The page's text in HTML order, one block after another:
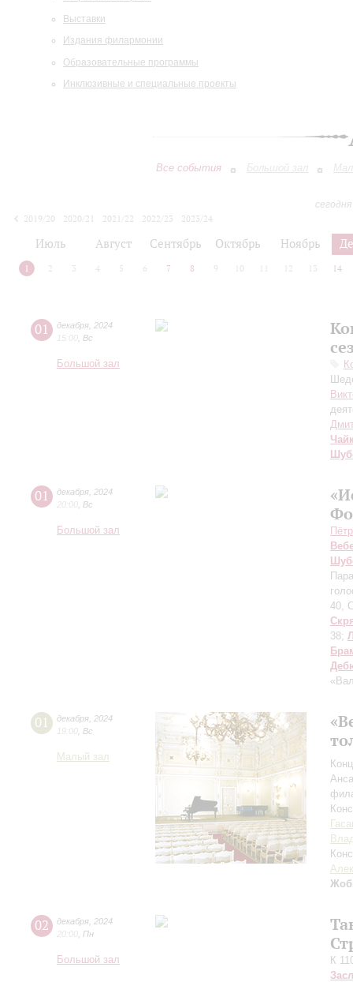
Выставки
Издания филармонии
Образовательные программы
Инклюзивные и специальные проекты
Все события Большой зал
2019/20
2020/21 2021/22 2022/23
2023/24
Июль Август Сентябрь Октябрь Ноябрь
1 2 3 4 5 6 7 8 9 10 12 13 14
01 декабря 2024
15:00 Вс
Большой зал
01 декабря 2024
20:00 Вс
Большой зал
40,
38;
01 декабря 2024
19:00 Вс
Малый зал
02 декабря 2024
20:00 Пн
Большой зал
К